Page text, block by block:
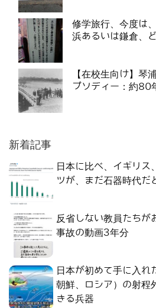
修学旅行、今度
浜あるいは鎌倉、
【在校生向け】琴
プソディー：約80
新着記事
日本に比べ、イギリス
ツが、まだ石器時代だ
反省しない教員たちが
事故の動画3年分
日本が初めて手に入れ
朝鮮、ロシア）の射程
きる兵器